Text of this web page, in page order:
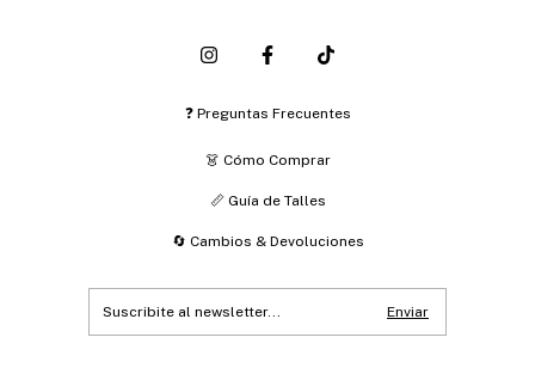
❓ Preguntas Frecuentes
👗 Cómo Comprar
📏 Guía de Talles
🔄 Cambios & Devoluciones